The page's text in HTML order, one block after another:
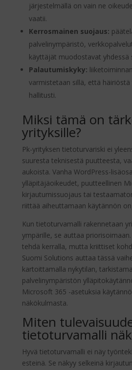
järjestelmällä on vain ne
vaatii.
Kerrosmainen suojaus:
palvelinympäristö,
käyttäjät muodostavat yhdessä
Palautumiskyky:
varmistetaan sillä, että häiriöstä
hallitusti.
Miksi tämä on
yrityksille?
Pk-yrityksen tietoturvariski ei
suuresta teknisestä puutteesta,
aukoista. Vanha WordPress-
ylläpitäjäoikeudet, puutteellinen
kirjautumissuojaus tai
riittää aiheuttamaan käytännön
Kun tietoturvamalli rakennetaan
ympärille, se auttaa
tehdä kerralla, mutta kriittiset
Suomi Solutions auttaa tässä
kartoittamalla nykytilan,
palvelinympäristön
Microsoft 365 -asetuksia
näkökulmasta.
Miten
tietoturvamalli
Hyvä tietoturvamalli ei näy
esteinä. Se näkyy selkeinä